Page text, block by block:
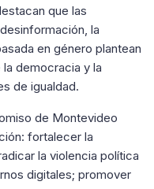
que las
la
en género plantean
democracia y la
de igualdad.
de Montevideo
fortalecer la
la violencia política
digitales; promover